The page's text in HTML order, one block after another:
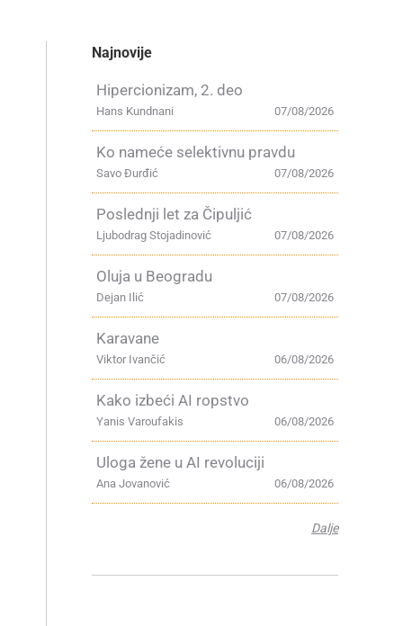
Najnovije
Hipercionizam, 2. deo
07/08/2026
Hans Kundnani
Ko nameće selektivnu pravdu
07/08/2026
Savo Đurđić
Poslednji let za Čipuljić
07/08/2026
Ljubodrag Stojadinović
Oluja u Beogradu
07/08/2026
Dejan Ilić
Karavane
06/08/2026
Viktor Ivančić
Kako izbeći AI ropstvo
06/08/2026
Yanis Varoufakis
Uloga žene u AI revoluciji
06/08/2026
Ana Jovanović
Dalje